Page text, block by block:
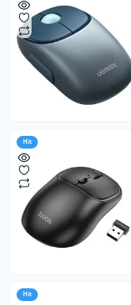
Hit
Hit